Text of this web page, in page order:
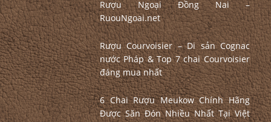
5 Lý Do Nên Lựa Chọn Cửa Hàng
Rượu Ngoại Đồng Nai –
RuouNgoai.net
Rượu Courvoisier – Di sản Cognac
nước Pháp & Top 7 chai Courvoisier
đáng mua nhất
6 Chai Rượu Meukow Chính Hãng